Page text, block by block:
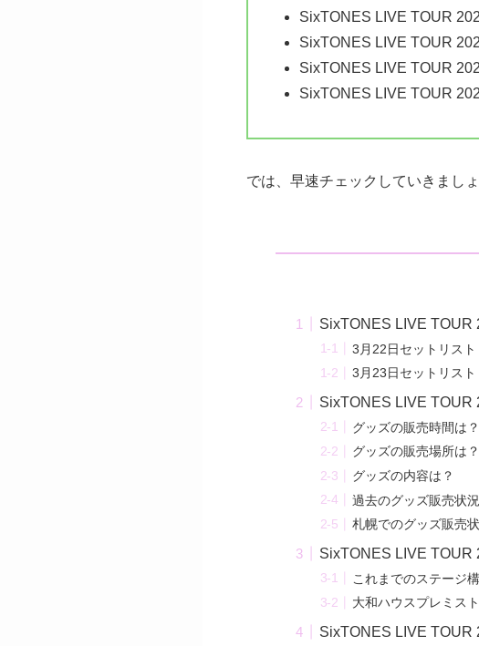
SixTONES LIVE TOUR
SixTONES LIVE TOUR
SixTONES LIVE TOUR
SixTONES LIVE TOUR
では、早速チェックしていきましょ
SixTONES LIVE TOUR
3月22日セットリスト
3月23日セットリスト
SixTONES LIVE TOUR
グッズの販売時間は？
グッズの販売場所は？
グッズの内容は？
過去のグッズ販売状
札幌でのグッズ販売
SixTONES LIVE TOUR
これまでのステージ
大和ハウスプレミス
SixTONES LIVE TOUR